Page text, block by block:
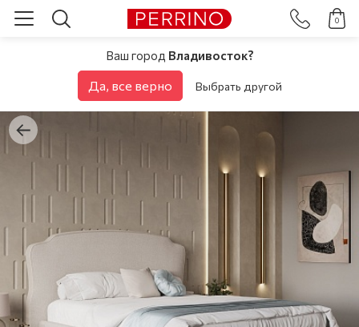
0
Ваш город Владивосток?
Да, все верно Выбрать другой